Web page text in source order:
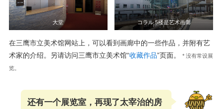
大堂 コラル 5楼是艺术画廊
在三鹰市立美术馆网站上，可以看到画廊中的一些作品，并附有艺
术家的介绍。另请访问三鹰市立美术馆“收藏作品”页面。 * 没有常设展
览。
还有一个展览室，再现了太宰治的房